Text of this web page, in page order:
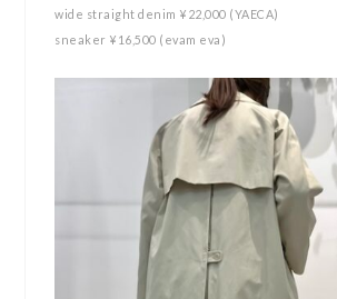
wide straight denim ¥22,000 (YAECA)
sneaker ¥16,500 (evam eva)